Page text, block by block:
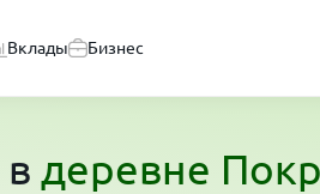
Вклады Бизнес
в деревне